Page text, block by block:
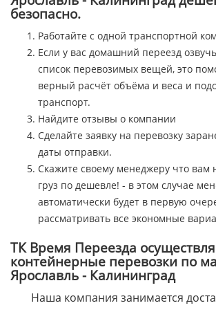
безопасно.
Работайте с одной транспортной
Если у вас домашний переезд
список перевозимых вещей, это
верный расчёт объёма и веса и
транспорт.
Найдите отзывы о компании
Сделайте заявку на перевозку
даты отправки.
Скажите своему менеджеру что вам
груз по дешевле! - в этом случае
автоматически будет в первую
рассматривать все экономные
ТК Время Переезда
контейнерные перевозки по
Ярославль - Калининград
Наша компания занимается